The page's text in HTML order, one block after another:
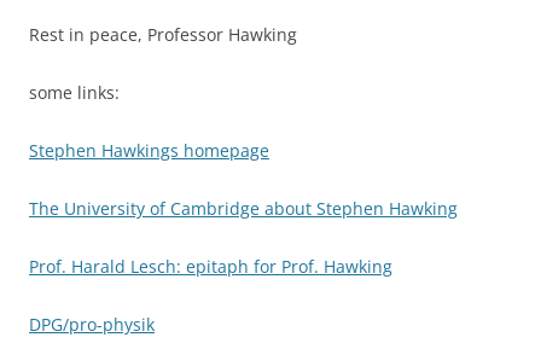
Rest in peace, Professor Hawking
some links:
Stephen Hawkings homepage
The University of Cambridge about Stephen Hawking
Prof. Harald Lesch: epitaph for Prof. Hawking
DPG/pro-physik